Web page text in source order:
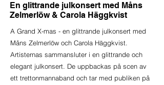
En glittrande julkonsert med Måns
Zelmerlöw & Carola Häggkvist
A Grand X-mas - en glittrande julkonsert med
Måns Zelmerlöw och Carola Häggkvist.
Artisternas sammansluter i en glittrande och
elegant julkonsert. De uppbackas på scen av
ett trettonmannaband och tar med publiken på